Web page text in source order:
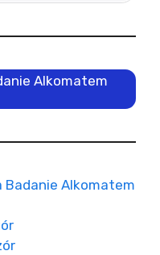
Alkomatem
Badanie Alkomatem